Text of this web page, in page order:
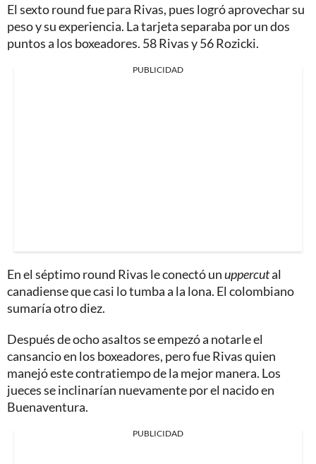
El sexto round fue para Rivas, pues logró aprovechar su
peso y su experiencia. La tarjeta separaba por un dos
puntos a los boxeadores. 58 Rivas y 56 Rozicki.
PUBLICIDAD
En el séptimo round Rivas le conectó unuppercutal
canadiense que casi lo tumba a la lona. El colombiano
sumaría otro diez.
Después de ocho asaltos se empezó a notarle el
cansancio en los boxeadores, pero fue Rivas quien
manejó este contratiempo de la mejor manera. Los
jueces se inclinarían nuevamente por el nacido en
Buenaventura.
PUBLICIDAD